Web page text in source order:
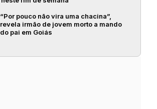
“Por pouco não vira uma chacina”,
revela irmão de jovem morto a mando
do pai em Goiás